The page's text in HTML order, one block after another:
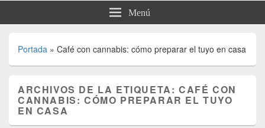
Menú
Portada » Café con cannabis: cómo preparar el tuyo en casa
ARCHIVOS DE LA ETIQUETA:CAFÉ CON
CANNABIS: CÓMO PREPARAR EL TUYO
EN CASA